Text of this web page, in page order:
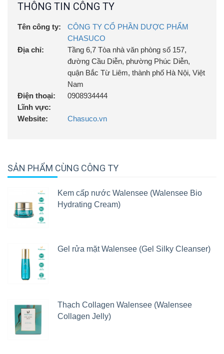
THÔNG TIN CÔNG TY
Tên công ty:
CÔNG TY CỔ PHẦN DƯỢC PHẨM
CHASUCO
Địa chỉ:
Tầng 6,7 Tòa nhà văn phòng số 157,
đường Cầu Diễn, phường Phúc Diễn,
quận Bắc Từ Liêm, thành phố Hà Nội, Việt
Nam
Điện thoại:
0908934444
Lĩnh vực:
Website:
Chasuco.vn
SẢN PHẨM CÙNG CÔNG TY
Kem cấp nước Walensee (Walensee Bio
Hydrating Cream)
Gel rửa mặt Walensee (Gel Silky Cleanser)
Thạch Collagen Walensee (Walensee
Collagen Jelly)